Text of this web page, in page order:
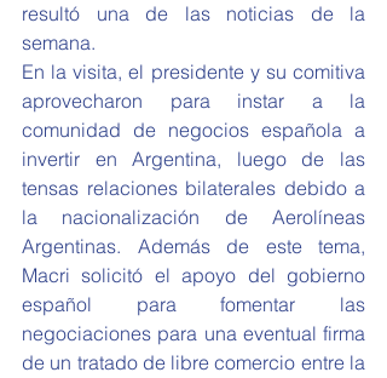
resultó una de las noticias de la
semana.
En la visita, el presidente y su comitiva
aprovecharon para instar a la
comunidad de negocios española a
invertir en Argentina, luego de las
tensas relaciones bilaterales debido a
la nacionalización de Aerolíneas
Argentinas. Además de este tema,
Macri solicitó el apoyo del gobierno
español para fomentar las
negociaciones para una eventual firma
de un tratado de libre comercio entre la